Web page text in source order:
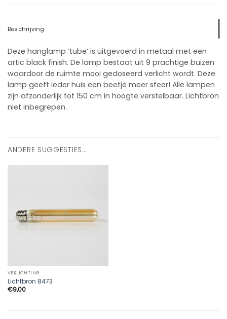
Beschrijving
Deze hanglamp ’tube’ is uitgevoerd in metaal met een
artic black finish. De lamp bestaat uit 9 prachtige buizen
waardoor de ruimte mooi gedoseerd verlicht wordt. Deze
lamp geeft ieder huis een beetje meer sfeer! Alle lampen
zijn afzonderlijk tot 150 cm in hoogte verstelbaar. Lichtbron
niet inbegrepen.
ANDERE SUGGESTIES…
VERLICHTING
Lichtbron 8473
€9,00